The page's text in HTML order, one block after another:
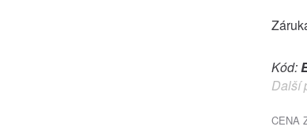
Kód:
Další
CENA